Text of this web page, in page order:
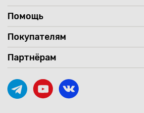
Помощь
Покупателям
Партнёрам